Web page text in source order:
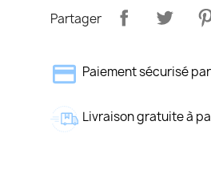
Partager
Paiement sécurisé
Livraison gratuite à